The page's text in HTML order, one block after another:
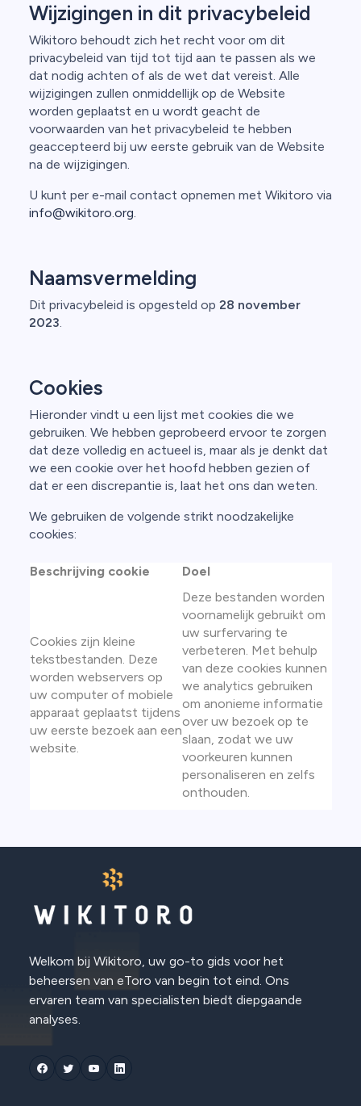
Wijzigingen in dit privacybeleid
Wikitoro behoudt zich het recht voor om dit
privacybeleid van tijd tot tijd aan te passen als we
dat nodig achten of als de wet dat vereist. Alle
wijzigingen zullen onmiddellijk op de Website
worden geplaatst en u wordt geacht de
voorwaarden van het privacybeleid te hebben
geaccepteerd bij uw eerste gebruik van de Website
na de wijzigingen.
U kunt per e-mail contact opnemen met Wikitoro via
info@wikitoro.org.
Naamsvermelding
Dit privacybeleid is opgesteld op 28 november
2023.
Cookies
Hieronder vindt u een lijst met cookies die we
gebruiken. We hebben geprobeerd ervoor te zorgen
dat deze volledig en actueel is, maar als je denkt dat
we een cookie over het hoofd hebben gezien of
dat er een discrepantie is, laat het ons dan weten.
We gebruiken de volgende strikt noodzakelijke
cookies:
Beschrijving cookie Doel
Cookies zijn kleine
tekstbestanden. Deze
worden webservers op
uw computer of mobiele
apparaat geplaatst tijdens
uw eerste bezoek aan een
website.
Deze bestanden worden
voornamelijk gebruikt om
uw surfervaring te
verbeteren. Met behulp
van deze cookies kunnen
we analytics gebruiken
om anonieme informatie
over uw bezoek op te
slaan, zodat we uw
voorkeuren kunnen
personaliseren en zelfs
onthouden.
Welkom bij Wikitoro, uw go-to gids voor het
beheersen van eToro van begin tot eind. Ons
ervaren team van specialisten biedt diepgaande
analyses.